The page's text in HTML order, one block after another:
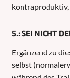
kontraproduktiv,
5.: SEI NICHT
Ergänzend zu
selbst